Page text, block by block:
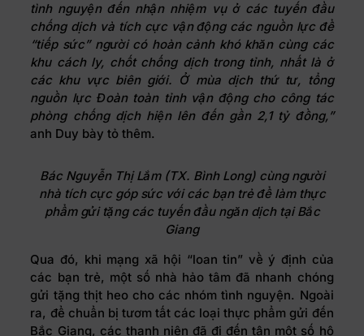
tình nguyện đến nhận nhiệm vụ ở các tuyến đầu
chống dịch và tích cực vận động các nguồn lực để
“tiếp sức” người có hoàn cảnh khó khăn cùng các
khu cách ly, chốt chống dịch trong tỉnh, nhất là ở
các khu vực biên giới. Ở mùa dịch thứ tư, tổng
nguồn lực Đoàn toàn tỉnh vận động cho công tác
phòng chống dịch hiện lên đến gần 2,1 tỷ đồng,”
anh Duy bày tỏ thêm.
Bác Nguyễn Thị Lắm (TX. Bình Long) cùng người
nhà tích cực góp sức với các bạn trẻ để làm thực
phẩm gửi tặng các tuyến đầu ngăn dịch tại Bắc
Giang
Qua đó, khi mạng xã hội “loan tin” về ý định của
các bạn trẻ, một số nhà hảo tâm đã nhanh chóng
gửi tặng thịt heo cho các nhóm tình nguyện. Ngoài
ra, để chuẩn bị tươm tất các loại thực phẩm gửi đến
Bắc Giang, các thanh niên đã đi đến tận một số hộ